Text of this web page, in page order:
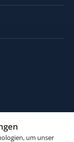
um unser